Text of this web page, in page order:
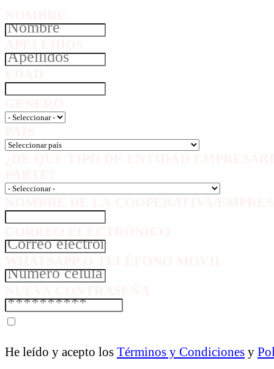
He leído y acepto los Términos y Condiciones y